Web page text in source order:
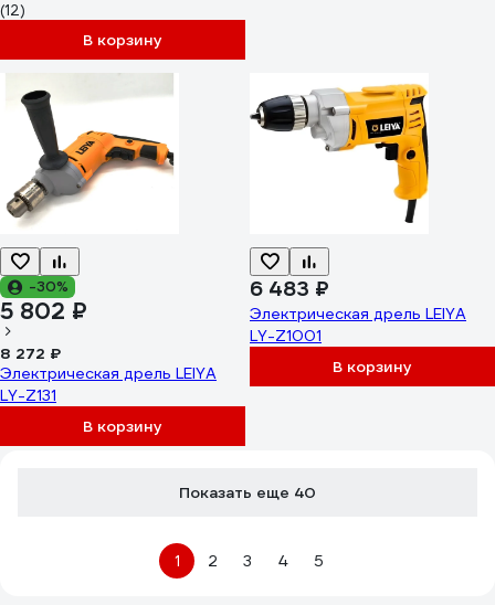
(12)
В корзину
-30%
5 802 ₽
8 272 ₽
Электрическая дрель LEIYA
LY-Z131
В корзину
6 483 ₽
Электрическая дрель LEIYA
LY-Z1001
В корзину
Показать еще 40
1 2 3 4 5